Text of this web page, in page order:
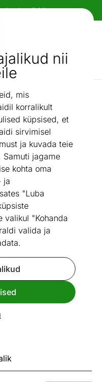
nii
mis
korralikult
küpsised, et
sirvimisel
ja kuvada teie
Samuti jagame
kohta oma
ja
"Luba
valikul "Kohanda
valida ja
makseviisid!
AI otsing